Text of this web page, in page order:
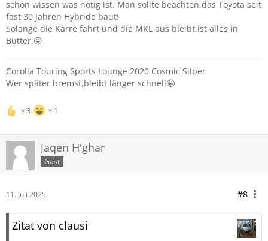
schon wissen was nötig ist. Man sollte beachten,das Toyota seit
fast 30 Jahren Hybride baut!
Solange die Karre fährt und die MKL aus bleibt,ist alles in
Butter.😜
Corolla Touring Sports Lounge 2020 Cosmic Silber
Wer später bremst,bleibt länger schnell🤪
3 1
Jaqen H'ghar
Gast
11. Juli 2025 #8
Zitat von clausi